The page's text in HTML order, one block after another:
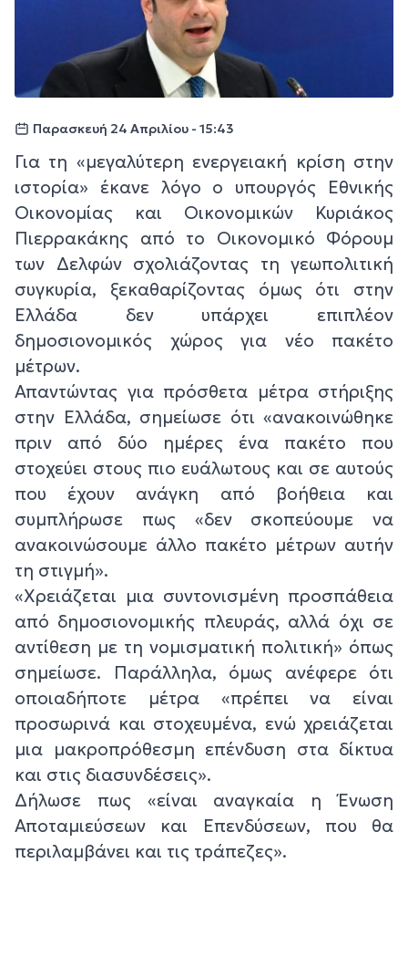
Παρασκευή 24 Απριλίου - 15:43
Για τη «μεγαλύτερη ενεργειακή κρίση στην
ιστορία» έκανε λόγο ο υπουργός Εθνικής
Οικονομίας και Οικονομικών Κυριάκος
Πιερρακάκης από το Οικονομικό Φόρουμ
των Δελφών σχολιάζοντας τη γεωπολιτική
συγκυρία, ξεκαθαρίζοντας όμως ότι στην
Ελλάδα δεν υπάρχει επιπλέον
δημοσιονομικός χώρος για νέο πακέτο
μέτρων.
Απαντώντας για πρόσθετα μέτρα στήριξης
στην Ελλάδα, σημείωσε ότι «ανακοινώθηκε
πριν από δύο ημέρες ένα πακέτο που
στοχεύει στους πιο ευάλωτους και σε αυτούς
που έχουν ανάγκη από βοήθεια και
συμπλήρωσε πως «δεν σκοπεύουμε να
ανακοινώσουμε άλλο πακέτο μέτρων αυτήν
τη στιγμή».
«Χρειάζεται μια συντονισμένη προσπάθεια
από δημοσιονομικής πλευράς, αλλά όχι σε
αντίθεση με τη νομισματική πολιτική» όπως
σημείωσε. Παράλληλα, όμως ανέφερε ότι
οποιαδήποτε μέτρα «πρέπει να είναι
προσωρινά και στοχευμένα, ενώ χρειάζεται
μια μακροπρόθεσμη επένδυση στα δίκτυα
και στις διασυνδέσεις».
Δήλωσε πως «είναι αναγκαία η Ένωση
Αποταμιεύσεων και Επενδύσεων, που θα
περιλαμβάνει και τις τράπεζες».